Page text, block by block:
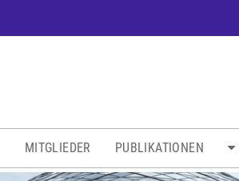
MITGLIEDER PUBLIKATIONEN